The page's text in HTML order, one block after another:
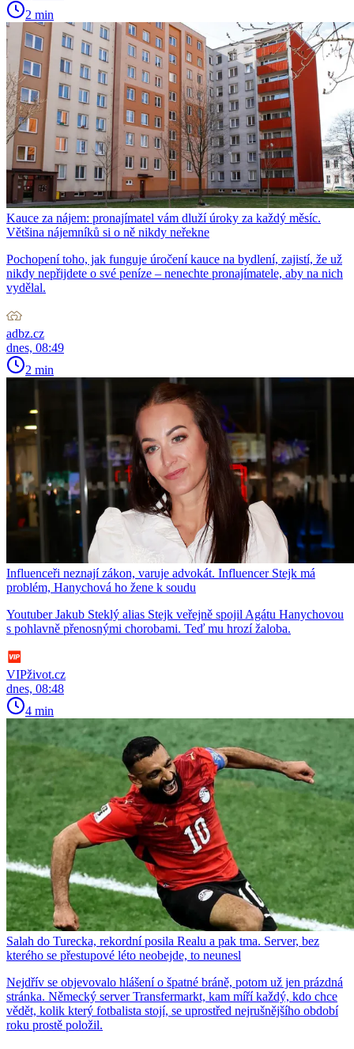
2 min
Kauce za nájem: pronajímatel vám dluží úroky za každý měsíc.
Většina nájemníků si o ně nikdy neřekne
Pochopení toho, jak funguje úročení kauce na bydlení, zajistí, že už
nikdy nepřijdete o své peníze – nenechte pronajímatele, aby na nich
vydělal.
adbz.cz
dnes, 08:49
2 min
Influenceři neznají zákon, varuje advokát. Influencer Stejk má
problém, Hanychová ho žene k soudu
Youtuber Jakub Steklý alias Stejk veřejně spojil Agátu Hanychovou
s pohlavně přenosnými chorobami. Teď mu hrozí žaloba.
VIPživot.cz
dnes, 08:48
4 min
Salah do Turecka, rekordní posila Realu a pak tma. Server, bez
kterého se přestupové léto neobejde, to neunesl
Nejdřív se objevovalo hlášení o špatné bráně, potom už jen prázdná
stránka. Německý server Transfermarkt, kam míří každý, kdo chce
vědět, kolik který fotbalista stojí, se uprostřed nejrušnějšího období
roku prostě položil.